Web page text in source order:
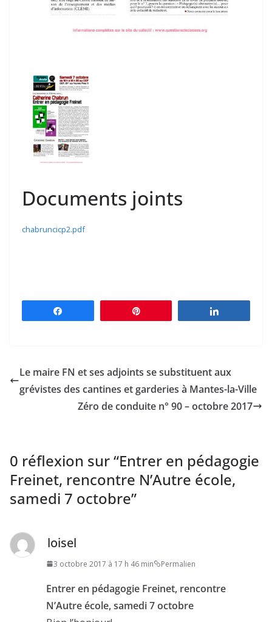
Documents joints
chabruncicp2.pdf
Le maire FN et ses adjoints se substituent aux
grévistes des cantines et garderies à Mantes-la-Ville
Zéro de conduite n° 90 – octobre 2017
0 réflexion sur “Entrer en pédagogie
Freinet, rencontre N’Autre école,
samedi 7 octobre”
loisel
3 octobre 2017 à 17 h 46 min Permalien
Entrer en pédagogie Freinet, rencontre
N’Autre école, samedi 7 octobre